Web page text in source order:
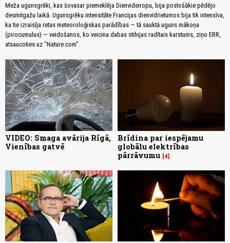
Meža ugunsgrēki, kas šovasar piemeklēja Dienvideiropu, bija postošākie pēdējo
desmitgažu laikā. Ugunsgrēku intensitāte Francijas dienvidrietumos bija tik intensīva,
ka tie izraisīja retas meteoroloģiskas parādības — tā sauktā uguns mākoņa
(pirocumulus) — veidošanos, ko veicina dabas stihijas radītais karstums, ziņo ERR,
atsaucoties uz "Nature.com".
VIDEO: Smaga avārija Rīgā,
Vienības gatvē
Brīdina par iespējamu
globālu elektrības
pārrāvumu 4